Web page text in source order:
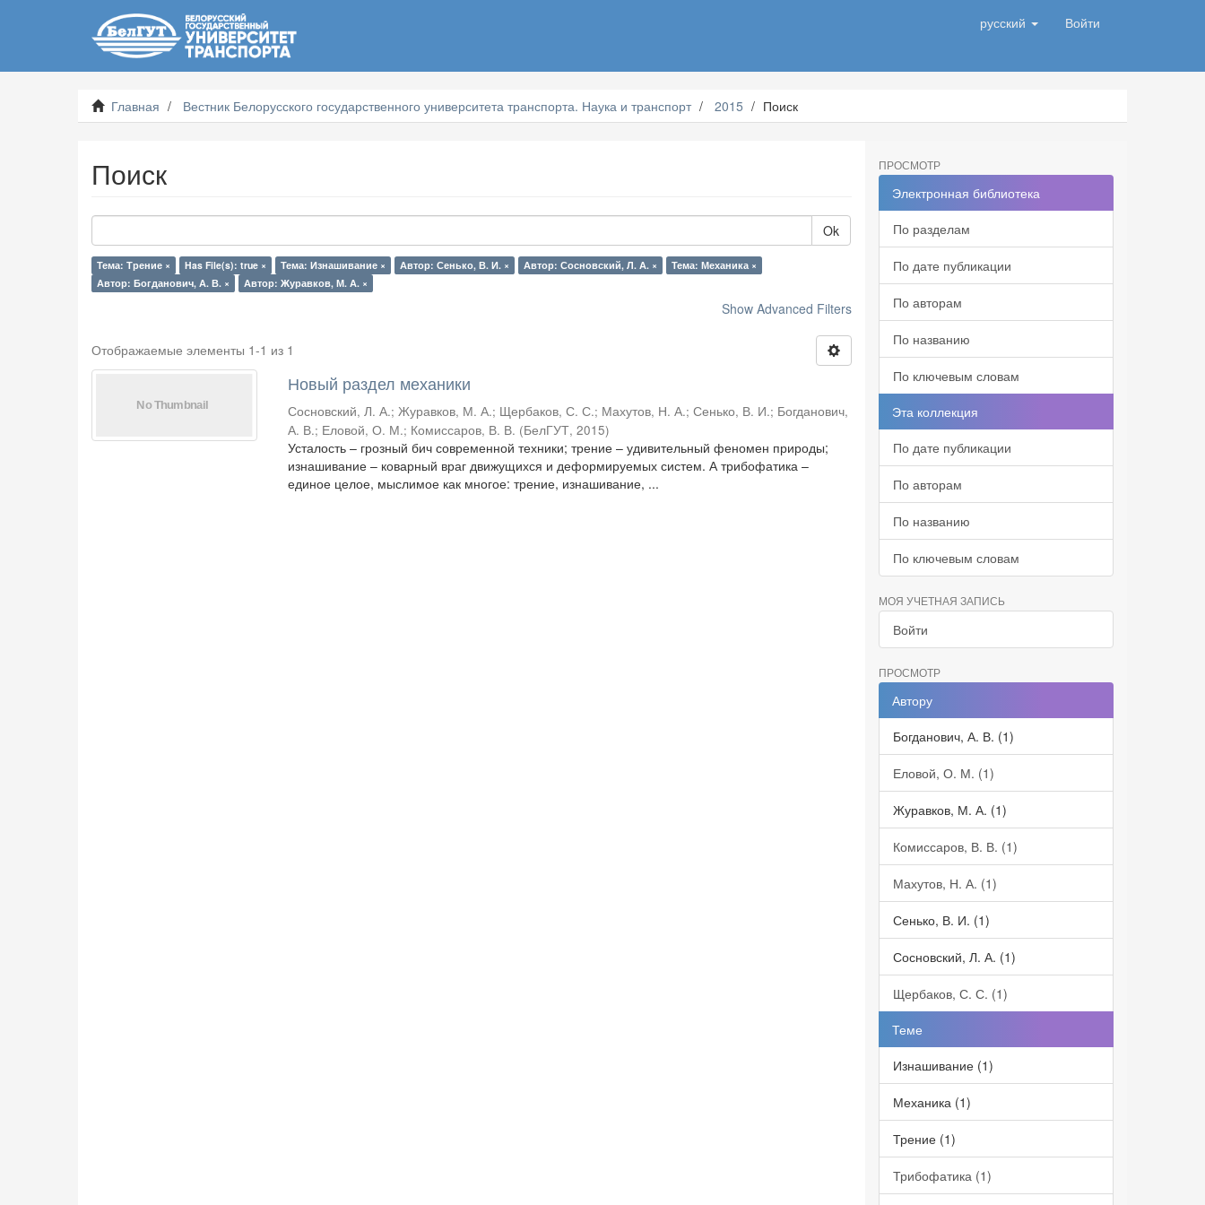
русский Войти
Главная Вестник Белорусского государственного университета транспорта. Наука и транспорт 2015 Поиск
Поиск
Ok
Тема: Трение × Has File(s): true × Тема: Изнашивание × Автор: Сенько, В. И. × Автор: Сосновский, Л. А. ×
Тема: Механика ×
Автор: Богданович, А. В. ×
Автор: Журавков, М. А. ×
Show Advanced Filters
Отображаемые элементы 1-1 из 1
Новый раздел механики
Сосновский, Л. А.;Журавков, М. А.; Щербаков, С. С.; Махутов, Н. А.;Сенько, В. И.; Богданович,
А. В.; Еловой, О. М.; Комиссаров, В. В. (БелГУТ,2015)
Усталость – грозный бич современной техники; трение – удивительный феномен природы;
изнашивание – коварный враг движущихся и деформируемых систем. А трибофатика –
единое целое, мыслимое как многое: трение, изнашивание, ...
ПРОСМОТР
Электронная библиотека
По разделам
По дате публикации
По авторам
По названию
По ключевым словам
Эта коллекция
По дате публикации
По авторам
По названию
По ключевым словам
МОЯ УЧЕТНАЯ ЗАПИСЬ
Войти
ПРОСМОТР
Автору
Богданович, А. В. (1)
Еловой, О. М. (1)
Журавков, М. А. (1)
Комиссаров, В. В. (1)
Махутов, Н. А. (1)
Сенько, В. И. (1)
Сосновский, Л. А. (1)
Щербаков, С. С. (1)
Теме
Изнашивание (1)
Механика (1)
Трение (1)
Трибофатика (1)